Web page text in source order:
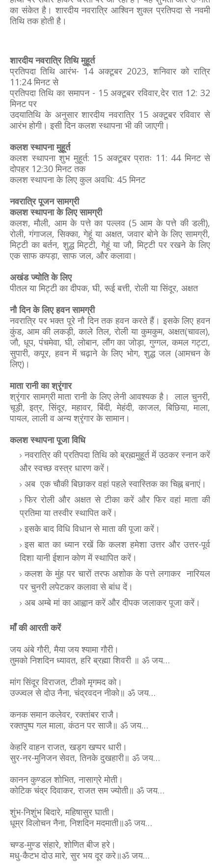
का संकेत है। शारदीय नवरात्रि आश्विन शुक्ल प्रतिपदा से नवमी
तिथि तक होती है।
शारदीय नवरात्रि तिथि मुहूर्त
प्रतिपदा तिथि आरंभ- 14 अक्टूबर 2023, शनिवार को रात्रि
11:24 मिनट से
प्रतिपदा तिथि का समापन - 15 अक्टूबर रविवार,देर रात 12: 32
मिनट पर
उदयातिथि के अनुसार शारदीय नवरात्रि 15 अक्टूबर रविवार से
आरंभ होगी। इसी दिन कलश स्थापना भी की जाएगी।
कलश स्थापना मुहूर्त
कलश स्थापना शुभ मुहूर्त: 15 अक्टूबर प्रातः 11: 44 मिनट से
दोपहर 12:30 मिनट तक
कलश स्थापना के लिए कुल अवधि: 45 मिनट
नवरात्रि पूजन सामग्री
कलश स्थापना के लिए सामग्री
कलश, मौली, आम के पत्ते का पल्लव (5 आम के पत्ते की डली),
रोली, गंगाजल, सिक्का, गेहूं या अक्षत, जवार बोने के लिए सामग्री,
मिट्टी का बर्तन, शुद्ध मिट्टी, गेहूं या जौ, मिट्टी पर रखने के लिए
एक साफ कपड़ा, साफ जल, और कलावा।
अखंड ज्योति के लिए
पीतल या मिट्टी का दीपक, घी, रूई बत्ती, रोली या सिंदूर, अक्षत
नौ दिन के लिए हवन सामग्री
नवरात्रि पर भक्त पूरे नौ दिन तक हवन करते हैं। इसके लिए हवन
कुंड, आम की लकड़ी, काले तिल, रोली या कुमकुम, अक्षत(चावल),
जौ, धूप, पंचमेवा, घी, लोबान, लौंग का जोड़ा, गुग्गल, कमल गट्टा,
सुपारी, कपूर, हवन में चढ़ाने के लिए भोग, शुद्ध जल (आमचन के
लिए)।
माता रानी का श्रृंगार
श्रृंगार सामग्री माता रानी के लिए लेनी आवश्यक है। लाल चुनरी,
चूड़ी, इत्र, सिंदूर, महावर, बिंदी, मेहंदी, काजल, बिछिया, माला,
पायल, लाली व अन्य श्रृंगार के सामान।
कलश स्थापना पूजा विधि
नवरात्रि की प्रतिपदा तिथि को ब्रह्ममुहूर्त में उठकर स्नान करें
और स्वच्छ वस्त्र धारण करें।
अब एक चौकी बिछाकर वहां पहले स्वास्तिक का चिह्न बनाएं।
फिर रोली और अक्षत से टीका करें और फिर वहां माता की
प्रतिमा या तस्वीर स्थापित करें।
इसके बाद विधि विधान से माता की पूजा करें।
इस बात का ध्यान रखें कि कलश हमेशा उत्तर और उत्तर-पूर्व
दिशा यानी ईशान कोण में स्थापित करें।
कलश के मुंह पर चारों तरफ अशोक के पत्ते लगाकर नारियल
पर चुनरी लपेटकर कलावा से बांध दें।
अब अम्बे मां का आह्वान करें और दीपक जलाकर पूजा करें।
माँ की आरती करें
जय अंबे गौरी, मैया जय श्यामा गौरी।
तुमको निशदिन ध्यावत, हरि ब्रह्मा शिवरी ॥ ॐ जय…
मांग सिंदूर विराजत, टीको मृगमद को।
उज्ज्वल से दोउ नैना, चंद्रवदन नीको॥ ॐ जय…
कनक समान कलेवर, रक्तांबर राजै।
रक्तपुष्प गल माला, कंठन पर साजै॥ ॐ जय…
केहरि वाहन राजत, खड्ग खप्पर धारी।
सुर-नर-मुनिजन सेवत, तिनके दुखहारी॥ ॐ जय…
कानन कुण्डल शोभित, नासाग्रे मोती।
कोटिक चंद्र दिवाकर, राजत सम ज्योती॥ ॐ जय…
शुंभ-निशुंभ बिदारे, महिषासुर घाती।
धूम्र विलोचन नैना, निशदिन मदमाती॥ॐ जय…
चण्ड-मुण्ड संहारे, शोणित बीज हरे।
मधु-कैटभ दोउ मारे, सुर भय दूर करे॥ॐ जय…